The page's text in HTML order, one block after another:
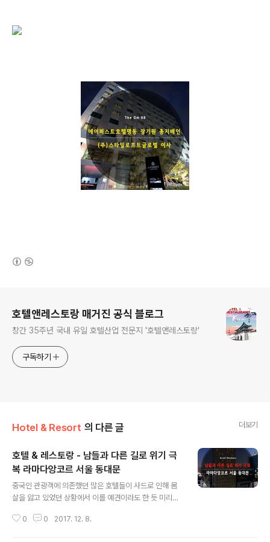
호텔앤레스토랑 매거진 공식 블로그
창간 35주년 국내 유일 호텔산업 전문지 '호텔앤레스토랑'
구독하기
Hotel & Resort 의 다른 글 더보기
호텔 & 레스토랑 - 남들과 다른 길로 위기 극
복 라마다앙코르 서울 동대문
중국인 관광객에 의존했던 많은 호텔들이 사드로 인해 몸
살을 앓고 있었던 상황에서 이를 예견이라도 한 듯 미리부
련하며 이들의 비중을 높이고 있었던 호텔이 있다. 바로 라
0 0 2017. 12. 8.